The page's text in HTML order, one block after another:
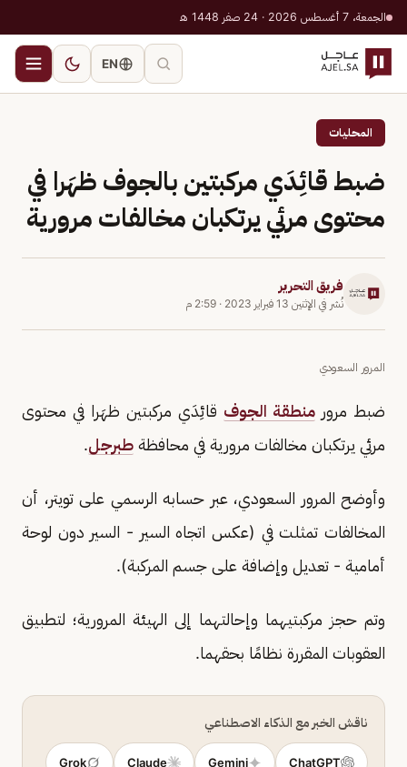
الجمعة، 7 أغسطس 2026 · 24 صفر 1448 هـ
EN
المحليات
ضبط قائِدَي مركبتين بالجوف ظهَرا في
محتوى مرئي يرتكبان مخالفات مرورية
فريق التحرير
نُشر في الإثنين 13 فبراير 2023 · 2:59 م
المرور السعودي
ضبط مرور منطقة الجوف قائِدَي مركبتين ظهَرا في محتوى
مرئي يرتكبان مخالفات مرورية في محافظة طبرجل.
وأوضح المرور السعودي، عبر حسابه الرسمي على تويتر، أن
المخالفات تمثلت في (عكس اتجاه السير - السير دون لوحة
أمامية - تعديل وإضافة على جسم المركبة).
وتم حجز مركبتيهما وإحالتهما إلى الهيئة المرورية؛ لتطبيق
العقوبات المقررة نظامًا بحقهما.
ناقش الخبر مع الذكاء الاصطناعي
ChatGPT
Gemini
Claude
Grok